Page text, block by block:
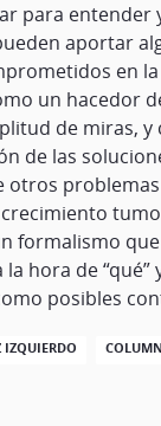
para entender
aportar
en
un hacedor
de miras,
de las
formalismo
la hora de
posibles
IZQUIERDO